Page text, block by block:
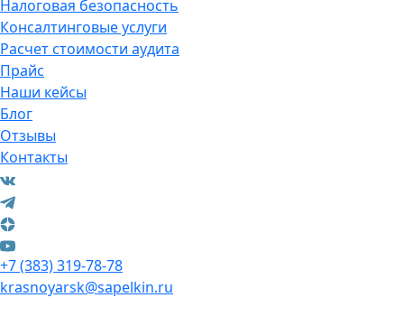
Налоговая безопасность
Консалтинговые услуги
Расчет стоимости аудита
Прайс
Наши кейсы
Блог
Отзывы
Контакты
+7 (383) 319-78-78
krasnoyarsk@sapelkin.ru